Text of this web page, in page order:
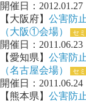
開催日：2012.01.27
【大阪府】 公害防
（大阪①会場）
セ
開催日：2011.06.23
【愛知県】 公害防
（名古屋会場）
セ
開催日：2011.06.24
【熊本県】 公害防